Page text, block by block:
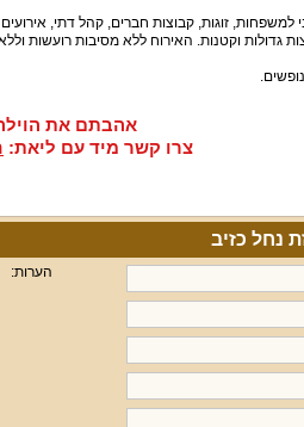
למשפחות, זוגות, קבוצות חברים, קהל דתי,
גדולות וקטנות. האירוח ללא מסיבות רועשות
אהבתם את
צרו קשר מיד עם ליאת:
הערות: